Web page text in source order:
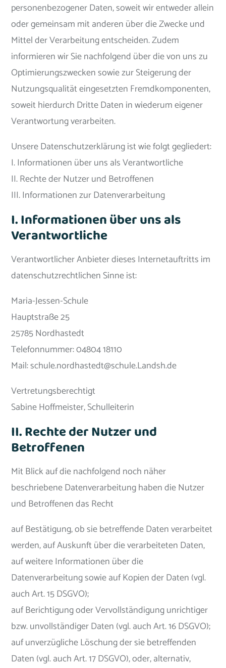
personenbezogener Daten, soweit wir entweder allein
oder gemeinsam mit anderen über die Zwecke und
Mittel der Verarbeitung entscheiden. Zudem
informieren wir Sie nachfolgend über die von uns zu
Optimierungszwecken sowie zur Steigerung der
Nutzungsqualität eingesetzten Fremdkomponenten,
soweit hierdurch Dritte Daten in wiederum eigener
Verantwortung verarbeiten.
Unsere Datenschutzerklärung ist wie folgt gegliedert:
I. Informationen über uns als Verantwortliche
II. Rechte der Nutzer und Betroffenen
III. Informationen zur Datenverarbeitung
I. Informationen über uns als
Verantwortliche
Verantwortlicher Anbieter dieses Internetauftritts im
datenschutzrechtlichen Sinne ist:
Maria-Jessen-Schule
Hauptstraße 25
25785 Nordhastedt
Telefonnummer: 04804 18110
Mail: schule.nordhastedt@schule.Landsh.de
Vertretungsberechtigt
Sabine Hoffmeister, Schulleiterin
II. Rechte der Nutzer und
Betroffenen
Mit Blick auf die nachfolgend noch näher
beschriebene Datenverarbeitung haben die Nutzer
und Betroffenen das Recht
auf Bestätigung, ob sie betreffende Daten verarbeitet
werden, auf Auskunft über die verarbeiteten Daten,
auf weitere Informationen über die
Datenverarbeitung sowie auf Kopien der Daten (vgl.
auch Art. 15 DSGVO);
auf Berichtigung oder Vervollständigung unrichtiger
bzw. unvollständiger Daten (vgl. auch Art. 16 DSGVO);
auf unverzügliche Löschung der sie betreffenden
Daten (vgl. auch Art. 17 DSGVO), oder, alternativ,